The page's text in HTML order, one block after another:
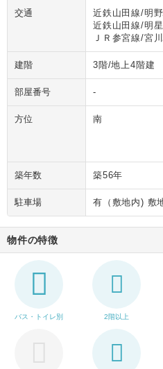
交通
近鉄山田線/明
近鉄山田線/明
ＪＲ参宮線/宮
建階 3階/地上4階建
部屋番号 -
方位 南
築年数 築56年
駐車場 有（敷地内) 敷
物件の特徴
バス・トイレ別 2階以上